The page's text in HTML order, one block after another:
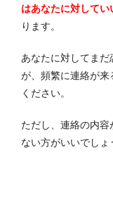
はあなたに対して
ります。
あなたに対してま
が、頻繁に連絡が
ください。
ただし、連絡の内
ない方がいいでしょ